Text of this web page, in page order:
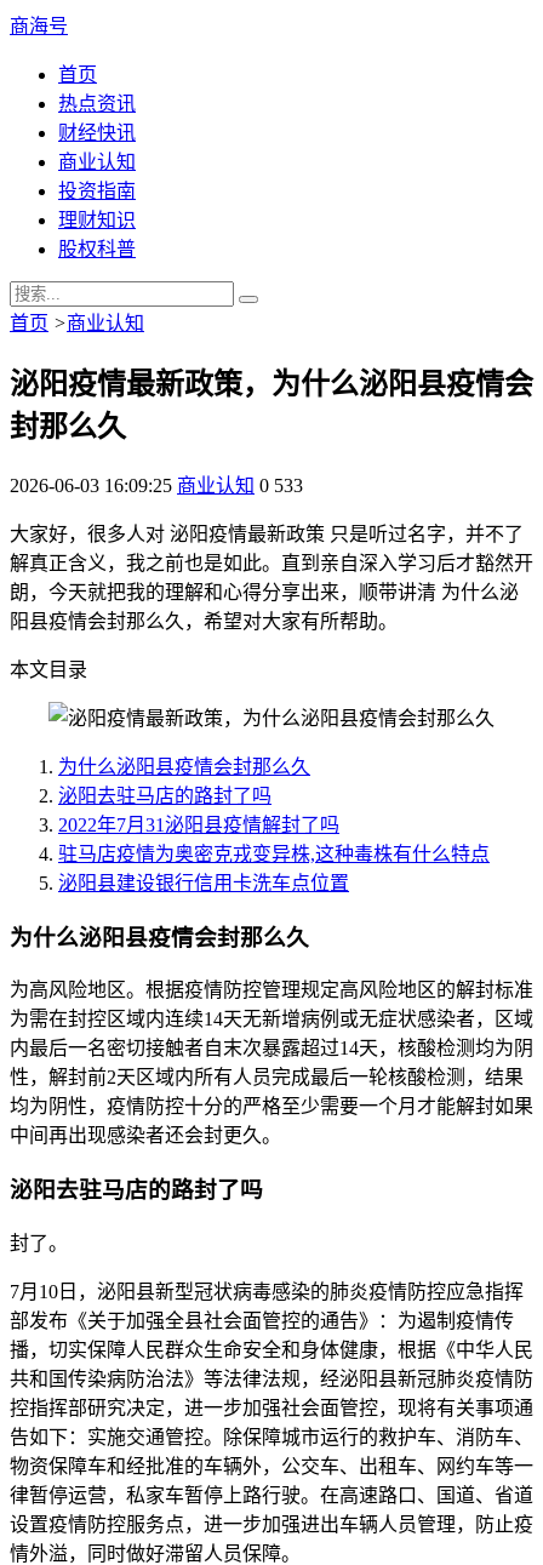
商海号
首页
热点资讯
财经快讯
商业认知
投资指南
理财知识
股权科普
首页 >商业认知
泌阳疫情最新政策，为什么泌阳县疫情会
封那么久
2026-06-03 16:09:25 商业认知 0 533
大家好，很多人对 泌阳疫情最新政策 只是听过名字，并不了
解真正含义，我之前也是如此。直到亲自深入学习后才豁然开
朗，今天就把我的理解和心得分享出来，顺带讲清 为什么泌
阳县疫情会封那么久，希望对大家有所帮助。
本文目录
为什么泌阳县疫情会封那么久
泌阳去驻马店的路封了吗
2022年7月31泌阳县疫情解封了吗
驻马店疫情为奥密克戎变异株,这种毒株有什么特点
泌阳县建设银行信用卡洗车点位置
为什么泌阳县疫情会封那么久
为高风险地区。根据疫情防控管理规定高风险地区的解封标准
为需在封控区域内连续14天无新增病例或无症状感染者，区域
内最后一名密切接触者自末次暴露超过14天，核酸检测均为阴
性，解封前2天区域内所有人员完成最后一轮核酸检测，结果
均为阴性，疫情防控十分的严格至少需要一个月才能解封如果
中间再出现感染者还会封更久。
泌阳去驻马店的路封了吗
封了。
7月10日，泌阳县新型冠状病毒感染的肺炎疫情防控应急指挥
部发布《关于加强全县社会面管控的通告》：为遏制疫情传
播，切实保障人民群众生命安全和身体健康，根据《中华人民
共和国传染病防治法》等法律法规，经泌阳县新冠肺炎疫情防
控指挥部研究决定，进一步加强社会面管控，现将有关事项通
告如下：实施交通管控。除保障城市运行的救护车、消防车、
物资保障车和经批准的车辆外，公交车、出租车、网约车等一
律暂停运营，私家车暂停上路行驶。在高速路口、国道、省道
设置疫情防控服务点，进一步加强进出车辆人员管理，防止疫
情外溢，同时做好滞留人员保障。